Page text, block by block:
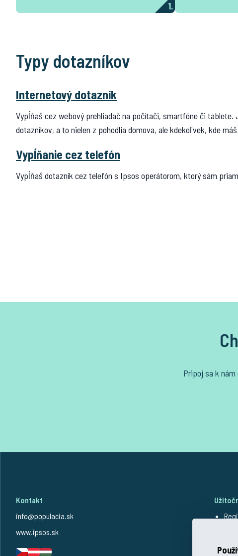
1.
Typy dotazníkov
Internetový dotazník
Vypĺňaš cez webový prehliadač na počítači, smartfóne či tablete.
dotazníkov, a to nielen z pohodlia domova, ale kdekoľvek, kde
Vypĺňanie cez telefón
Vypĺňaš dotazník cez telefón s Ipsos operátorom, ktorý sám
Pripoj sa k
Kontakt
info@populacia.sk
www.ipsos.sk